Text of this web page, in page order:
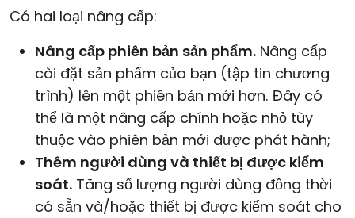
Có hai loại nâng cấp:
Nâng cấp phiên bản sản phẩm. Nâng cấp
cài đặt sản phẩm của bạn (tập tin chương
trình) lên một phiên bản mới hơn. Đây có
thể là một nâng cấp chính hoặc nhỏ tùy
thuộc vào phiên bản mới được phát hành;
Thêm người dùng và thiết bị được kiểm
soát. Tăng số lượng người dùng đồng thời
có sẵn và/hoặc thiết bị được kiểm soát cho